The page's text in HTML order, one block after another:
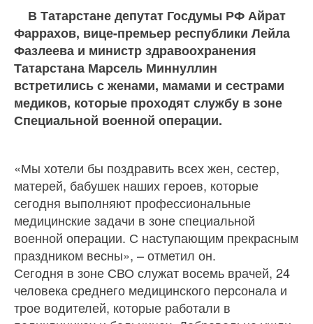
В Татарстане депутат Госдумы РФ Айрат
Фаррахов, вице-премьер республики Лейла
Фазлеева и министр здравоохранения
Татарстана Марсель Миннуллин
встретились с женами, мамами и сестрами
медиков, которые проходят службу в зоне
Специальной военной операции.
«Мы хотели бы поздравить всех жен, сестер,
матерей, бабушек наших героев, которые
сегодня выполняют профессиональные
медицинские задачи в зоне специальной
военной операции. С наступающим прекрасным
праздником весны», – отметил он.
Сегодня в зоне СВО служат восемь врачей, 24
человека среднего медицинского персонала и
трое водителей, которые работали в